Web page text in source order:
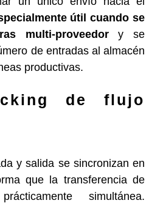
útil cuando se
multi-proveedory se
de entradas al almacén
productivas.
de flujo
y salida se sincronizan en
que la transferencia de
simultánea.